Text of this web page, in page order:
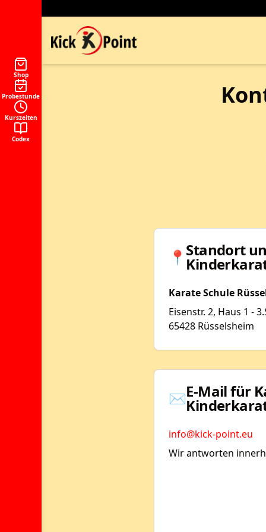
Shop
Probestunde
Kurszeiten
Codex
📍 Standort
Karate Schule
Eisenstr. 2, Haus 1 -
65428 Rüsselsheim
✉️E-Mail für
info@kick-point.eu
Wir antworten